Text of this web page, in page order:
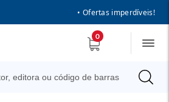
• Ofertas imperdíveis!
0